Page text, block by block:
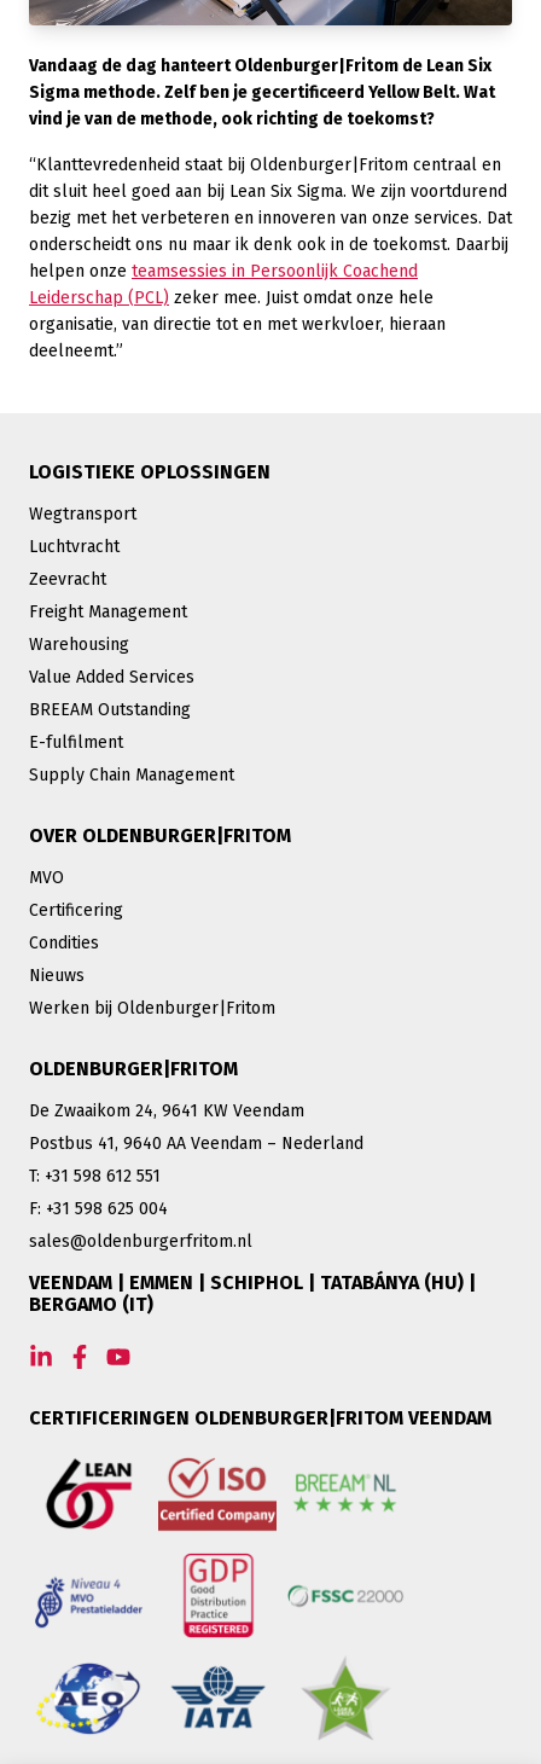
Vandaag de dag hanteert Oldenburger|Fritom de Lean Six
Sigma methode. Zelf ben je gecertificeerd Yellow Belt. Wat
vind je van de methode, ook richting de toekomst?
“Klanttevredenheid staat bij Oldenburger|Fritom centraal en
dit sluit heel goed aan bij Lean Six Sigma. We zijn voortdurend
bezig met het verbeteren en innoveren van onze services. Dat
onderscheidt ons nu maar ik denk ook in de toekomst. Daarbij
helpen onze teamsessies in Persoonlijk Coachend
Leiderschap (PCL) zeker mee. Juist omdat onze hele
organisatie, van directie tot en met werkvloer, hieraan
deelneemt.”
LOGISTIEKE OPLOSSINGEN
Wegtransport
Luchtvracht
Zeevracht
Freight Management
Warehousing
Value Added Services
BREEAM Outstanding
E-fulfilment
Supply Chain Management
OVER OLDENBURGER|FRITOM
MVO
Certificering
Condities
Nieuws
Werken bij Oldenburger|Fritom
OLDENBURGER|FRITOM
De Zwaaikom 24, 9641 KW Veendam
Postbus 41, 9640 AA Veendam – Nederland
T: +31 598 612 551
F: +31 598 625 004
sales@oldenburgerfritom.nl
VEENDAM | EMMEN | SCHIPHOL | TATABÁNYA (HU) |
BERGAMO (IT)
CERTIFICERINGEN OLDENBURGER|FRITOM VEENDAM